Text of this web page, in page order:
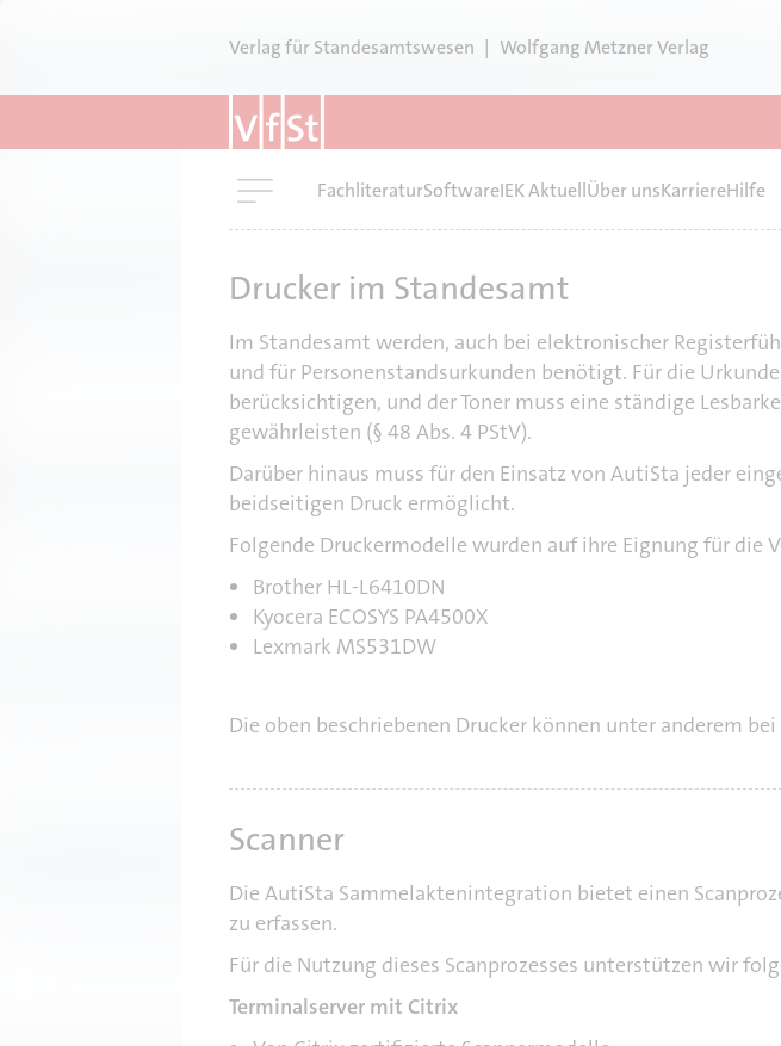
Verlag für Standesamtswesen | Wolfgang Metzner Verlag
M
n
n
a
v
i
g
a
t
i
o
n
FachliteraturSoftwareIEK AktuellÜber unsKarriereHilfe
Drucker im Standesamt
Im Standesamt werden, auch bei elektronischer
und für Personenstandsurkunden benötigt. Für die
berücksichtigen, und der Toner muss eine ständige
gewährleisten (§ 48 Abs. 4 PStV).
Darüber hinaus muss für den Einsatz von AutiSta jeder
beidseitigen Druck ermöglicht.
Folgende Druckermodelle wurden auf ihre Eignung für die
Brother HL-L6410DN
Kyocera ECOSYS PA4500X
Lexmark MS531DW
Die oben beschriebenen Drucker können unter anderem
Scanner
Die AutiSta Sammelaktenintegration bietet einen
zu erfassen.
Für die Nutzung dieses Scanprozesses unterstützen wir
Terminalserver mit Citrix